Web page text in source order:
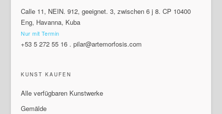
Calle 11, NEIN. 912, geeignet. 3, zwischen 6 j 8. CP 10400
Eng, Havanna, Kuba
Nur mit Termin
+53 5 272 55 16 .pilar@artemorfosis.com
KUNST KAUFEN
Alle verfügbaren Kunstwerke
Gemälde